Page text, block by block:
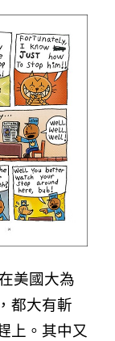
美國大為
都大有斬
上。其中又